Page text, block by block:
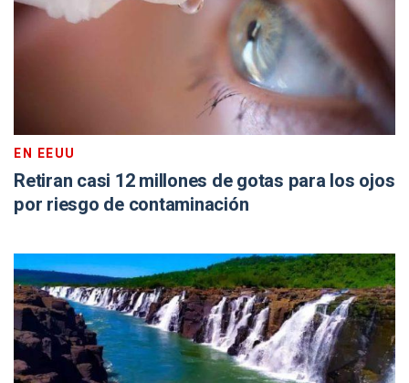
EN EEUU
Retiran casi 12 millones de gotas para los ojos
por riesgo de contaminación